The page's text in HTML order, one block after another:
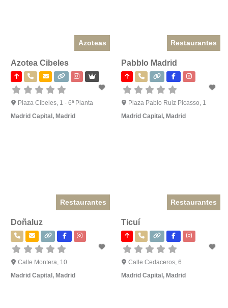
Azoteas
Azotea Cibeles
Plaza Cibeles, 1 - 6ª Planta
Madrid Capital , Madrid
Restaurantes
Pabblo Madrid
Plaza Pablo Ruiz Picasso, 1
Madrid Capital , Madrid
Restaurantes
Doñaluz
Calle Montera, 10
Madrid Capital , Madrid
Restaurantes
Ticuí
Calle Cedaceros, 6
Madrid Capital , Madrid